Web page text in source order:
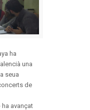
ha
una
seua
de
ha avançat